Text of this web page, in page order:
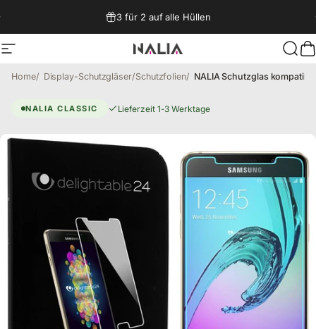
3 für 2 auf alle Hüllen
Seitennavigation NALIA Berlin
Home Display-Schutzgläser/Schutzfolien
NALIA CLASSIC Lieferzeit 1-3 Werktage